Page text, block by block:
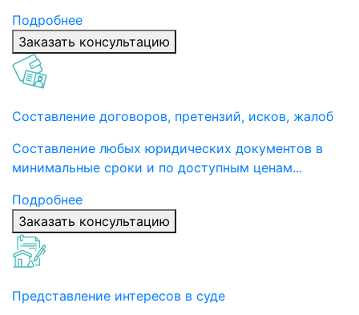
Подробнее
Заказать консультацию
Составление договоров, претензий, исков, жалоб
Составление любых юридических документов в
минимальные сроки и по доступным ценам...
Подробнее
Заказать консультацию
Представление интересов в суде